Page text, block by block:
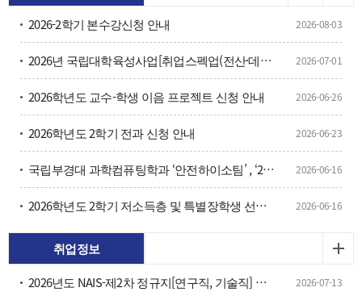
2026-2학기 본수강신청 안내
2026-08-03
2026년 국립대학육성사업[취업스펙업(전산·데이터)Ⅰ] 참여자 모집 홍보 2026-07-01
2026학년도 교수-학생 이음 프로젝트 신청 안내 2026-06-26
2026학년도 2학기 전과 신청 안내 2026-06-23
국립부경대 과학컴퓨팅학과 ‘안전하이소팀’ , ‘2026 데이터 오픈랩 Datory Lab 펠로우십’ 선정 2026-06-16
2026학년도 2학기 저소득층 및 특별장학생 선발 계획 안내 및 재학생 대상 장학생 추천 2026-06-16
취업정보
2026년도 NAIS-제2차 정규지[연구직, 기술직] 채용 공고
2026-07-13